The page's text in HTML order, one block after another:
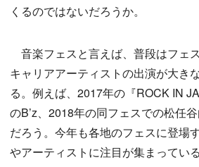
くるのではないだろうか。
音楽フェスと言えば、普段はフェ
キャリアアーティストの出演が大き
る。例えば、2017年の『ROCK IN
のB’z、2018年の同フェスでの松任
だろう。今年も各地のフェスに登場
やアーティストに注目が集まっている